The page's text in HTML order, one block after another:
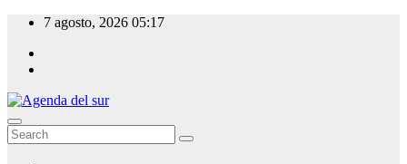
Skip
content
7 agosto, 2026 05:17
Agenda del sur